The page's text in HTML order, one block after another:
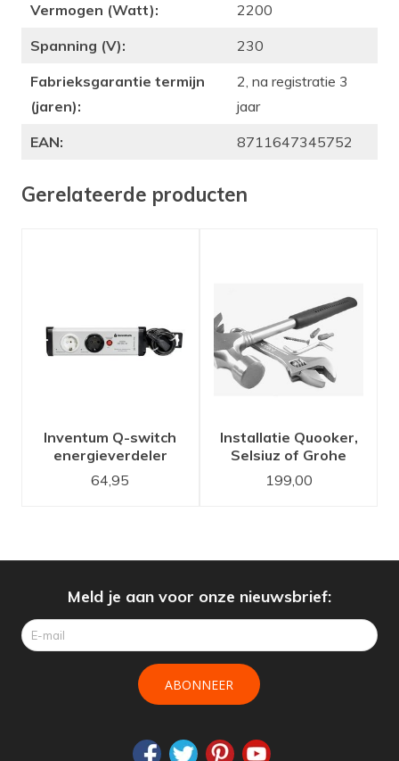
Vermogen (Watt):
2200
Spanning (V):
230
Fabrieksgarantie termijn
(jaren):
2, na registratie 3
jaar
EAN:
8711647345752
Gerelateerde producten
Inventum Q-switch
energieverdeler
64,95
Installatie Quooker,
Selsiuz of Grohe
kokend water kraan
set
199,00
Meld je aan voor onze nieuwsbrief:
ABONNEER